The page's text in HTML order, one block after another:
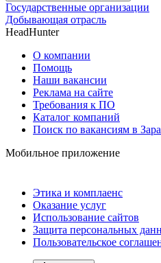
Государственные организации
Добывающая отрасль
HeadHunter
О компании
Помощь
Наши вакансии
Реклама на сайте
Требования к ПО
Каталог компаний
Поиск по вакансиям в
Мобильное приложение
Этика и комплаенс
Оказание услуг
Использование сайтов
Защита персональных
Пользовательское